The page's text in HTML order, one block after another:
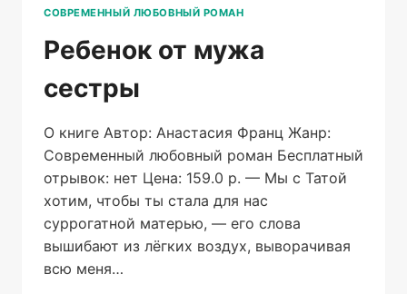
СОВРЕМЕННЫЙ ЛЮБОВНЫЙ РОМАН
Ребенок от мужа
сестры
О книге Автор: Анастасия Франц Жанр:
Современный любовный роман Бесплатный
отрывок: нет Цена: 159.0 р. — Мы с Татой
хотим, чтобы ты стала для нас
суррогатной матерью, — его слова
вышибают из лёгких воздух, выворачивая
всю меня…